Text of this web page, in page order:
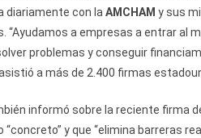
diariamente con laAMCHAM y sus
“Ayudamos a empresas a entrar al
problemas y conseguir
a más de 2.400 firmas
informó sobre la reciente firma
“concreto” y que “elimina barreras